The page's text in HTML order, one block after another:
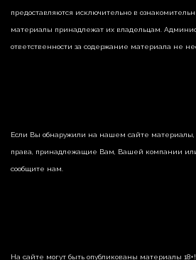
предоставляются исключительно в
материалы принадлежат их владельцам.
ответственности за содержание материала не
Если Вы обнаружили на нашем сайте материалы,
права, принадлежащие Вам, Вашей компании или
сообщите нам.
На сайте могут быть опубликованы материалы 18+!